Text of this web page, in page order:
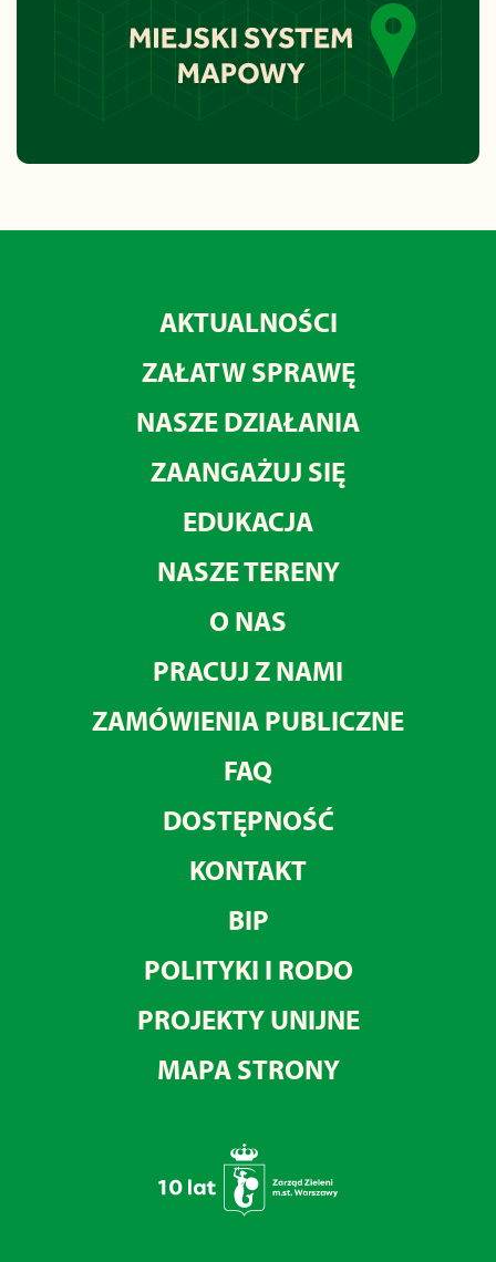
AKTUALNOŚCI
ZAŁATW SPRAWĘ
NASZE DZIAŁANIA
ZAANGAŻUJ SIĘ
EDUKACJA
NASZE TERENY
O NAS
PRACUJ Z NAMI
ZAMÓWIENIA PUBLICZNE
FAQ
DOSTĘPNOŚĆ
KONTAKT
BIP
POLITYKI I RODO
PROJEKTY UNIJNE
MAPA STRONY